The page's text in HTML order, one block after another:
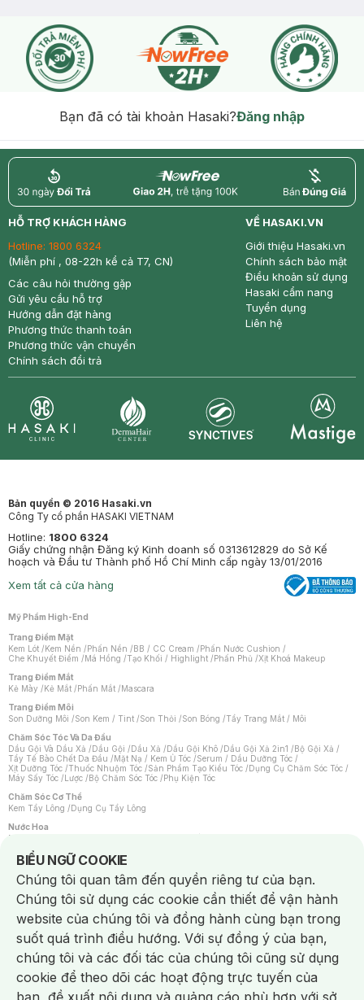
Bạn đã có tài khoản Hasaki?Đăng nhập
return nowfree price
HỖ TRỢ KHÁCH HÀNG
Hotline: 1800 6324
(Miễn phí , 08-22h kể cả T7, CN)
Các câu hỏi thường gặp
Gửi yêu cầu hỗ trợ
Hướng dẫn đặt hàng
Phương thức thanh toán
Phương thức vận chuyển
Chính sách đổi trả
VỀ HASAKI.VN
Giới thiệu Hasaki.vn
Chính sách bảo mật
Điều khoản sử dụng
Hasaki cẩm nang
Tuyển dụng
Liên hệ
Bản quyền © 2016 Hasaki.vn
Công Ty cổ phần HASAKI VIETNAM
Hotline: 1800 6324
Giấy chứng nhận Đăng ký Kinh doanh số 0313612829 do Sở Kế
hoạch và Đầu tư Thành phố Hồ Chí Minh cấp ngày 13/01/2016
Xem tất cả cửa hàng
Mỹ Phẩm High-End
Trang Điểm Mặt
Kem Lót /Kem Nền /Phấn Nền /BB / CC Cream /Phấn Nước Cushion /
Che Khuyết Điểm /Má Hồng /Tạo Khối / Highlight /Phấn Phủ /Xịt Khoá Makeup
Trang Điểm Mắt
Kẻ Mày /Kẻ Mắt /Phấn Mắt /Mascara
Trang Điểm Môi
Son Dưỡng Môi /Son Kem / Tint /Son Thỏi /Son Bóng /Tẩy Trang Mắt / Môi
Chăm Sóc Tóc Và Da Đầu
Dầu Gội Và Dầu Xả /Dầu Gội /Dầu Xả /Dầu Gội Khô /Dầu Gội Xả 2in1 /Bộ Gội Xả /
Tẩy Tế Bào Chết Da Đầu /Mặt Nạ / Kem Ủ Tóc /Serum / Dầu Dưỡng Tóc /
Xịt Dưỡng Tóc /Thuốc Nhuộm Tóc /Sản Phẩm Tạo Kiểu Tóc /Dụng Cụ Chăm Sóc Tóc /
Máy Sấy Tóc /Lược /Bộ Chăm Sóc Tóc /Phụ Kiện Tóc
Chăm Sóc Cơ Thể
Kem Tẩy Lông /Dụng Cụ Tẩy Lông
Nước Hoa
Nước Hoa Nữ
Chăm Sóc Cá Nhân
Chống Muỗi /Khẩu Trang /Máy Massage/Mặt Nạ Xông Hơi /Nước Rửa Tay/
Sản Phẩm Chăm Sóc Khác /Bàn Chải Đánh Răng /Bàn Chải Điện/
Hỗ Trợ Trắng Răng/Kem Đánh Răng /Máy Tăm Nước/ Nước Súc Miệng/
Tăm / Chỉ Nha Khoa/ Xịt Thơm Miệng / Dung Dịch Vệ Sinh/Dưỡng Vùng Kín/
Khăn Ướt Vệ Sinh Vùng Kín/Băng Vệ Sinh/Tampon/Bọt Cạo Râu /Dao Cạo Râu/
Máy Cạo Râu
Vấn Đề Về Da
Da Dầu / Lỗ Chân Lông To/ Da Khô / Mất Nước/ Da Lão Hóa/ Da Mụn/
Da Nhạy Cảm / Kích Ứng
Da Xỉn Màu Thâm / Nám / Tàn Nhang
Quầng Thâm & Bọng Mắt /Sẹo /Viêm Da Cơ Địa
Dụng Cụ / Phụ Kiện Chăm Sóc Da
BIỂU NGỮ COOKIE
Notice about cookies usage
Chúng tôi quan tâm đến quyền riêng tư của bạn.
Chúng tôi sử dụng các cookie cần thiết để vận hành
website của chúng tôi và đồng hành cùng bạn trong
suốt quá trình điều hướng. Với sự đồng ý của bạn,
chúng tôi và các đối tác của chúng tôi cũng sử dụng
cookie để theo dõi các hoạt động trực tuyến của
bạn, đề xuất nội dung và quảng cáo phù hợp với sở